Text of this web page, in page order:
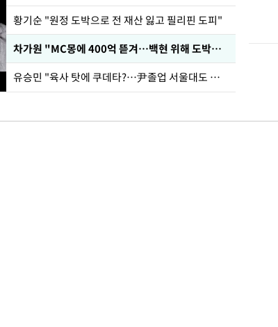
황기순 "원정 도박으로 전 재산 잃고 필리핀 도피"
차가원 "MC몽에 400억 뜯겨…백현 위해 도박빚 갚아줘"
유승민 "육사 탓에 쿠데타?…尹졸업 서울대도 없애나"